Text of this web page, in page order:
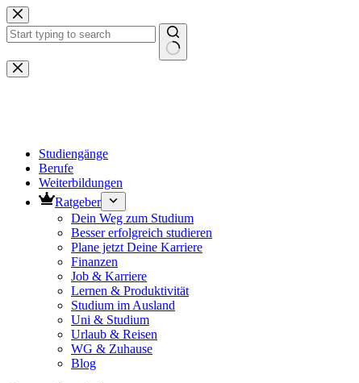
Zum
Inhalt
springen
Keine
Ergebnisse
Studiengänge
Berufe
Weiterbildungen
Ratgeber
Dein Weg zum Studium
Besser erfolgreich studieren
Plane jetzt Deine Karriere
Finanzen
Job & Karriere
Lernen & Produktivität
Studium im Ausland
Uni & Studium
Urlaub & Reisen
WG & Zuhause
Blog